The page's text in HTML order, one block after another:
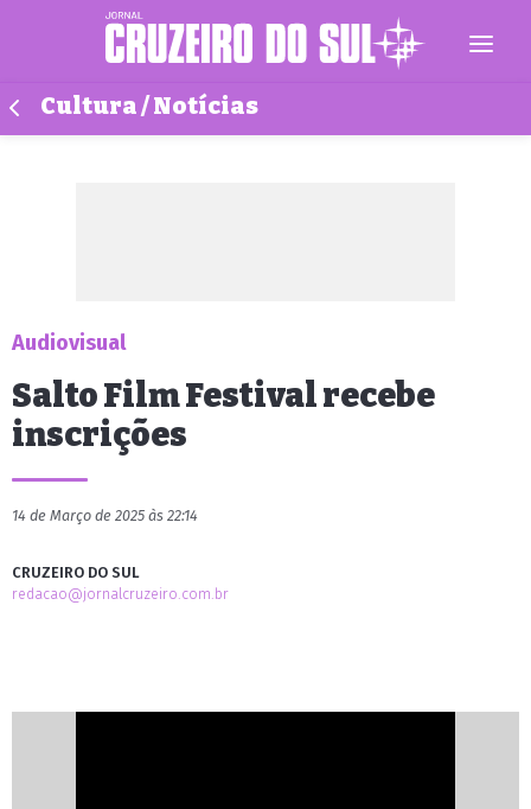
Cultura / Notícias
Audiovisual
Salto Film Festival recebe
inscrições
14 de Março de 2025 às 22:14
CRUZEIRO DO SUL
redacao@jornalcruzeiro.com.br